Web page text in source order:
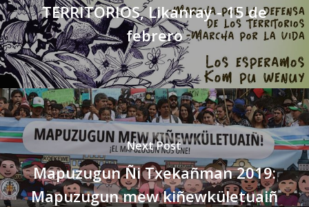
TERRITORIOS, Likanray - 15 de
febrero
Next Post
Mapuzugun Ñi Txekañman 2019:
Mapuzugun mew kiñewkületuaiñ